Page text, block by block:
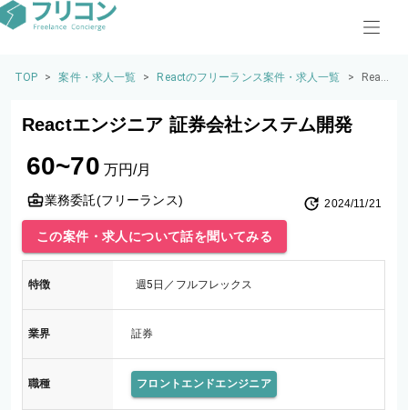
TOP > 案件・求人一覧 > Reactのフリーランス案件・求人一覧 >
Reac
発
Reactエンジニア 証券会社システム開発
60~70 万円/月
業務委託(フリーランス) 2024/11/21
この案件・求人について話を聞いてみる
特徴 週5日／フルフレックス
業界 証券
職種 フロントエンドエンジニア